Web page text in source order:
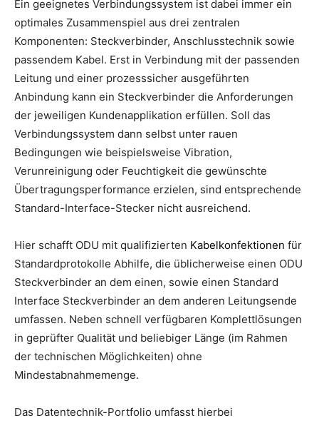
Ein geeignetes Verbindungssystem ist dabei immer ein
optimales Zusammenspiel aus drei zentralen
Komponenten: Steckverbinder, Anschlusstechnik sowie
passendem Kabel. Erst in Verbindung mit der passenden
Leitung und einer prozesssicher ausgeführten
Anbindung kann ein Steckverbinder die Anforderungen
der jeweiligen Kundenapplikation erfüllen. Soll das
Verbindungssystem dann selbst unter rauen
Bedingungen wie beispielsweise Vibration,
Verunreinigung oder Feuchtigkeit die gewünschte
Übertragungsperformance erzielen, sind entsprechende
Standard-Interface-Stecker nicht ausreichend.
Hier schafft ODU mit qualifizierten Kabelkonfektionen für
Standardprotokolle Abhilfe, die üblicherweise einen ODU
Steckverbinder an dem einen, sowie einen Standard
Interface Steckverbinder an dem anderen Leitungsende
umfassen. Neben schnell verfügbaren Komplettlösungen
in geprüfter Qualität und beliebiger Länge (im Rahmen
der technischen Möglichkeiten) ohne
Mindestabnahmemenge.
Das Datentechnik-Portfolio umfasst hierbei